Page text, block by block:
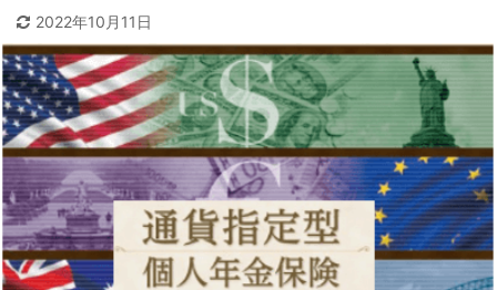
2022年10月11日